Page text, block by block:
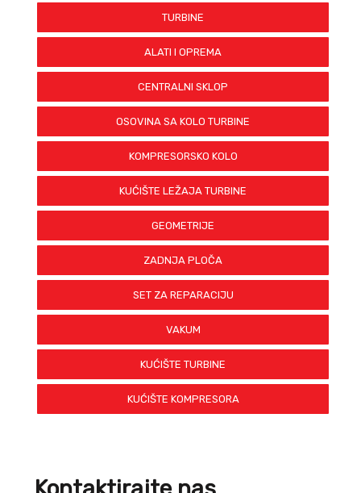
TURBINE
ALATI I OPREMA
CENTRALNI SKLOP
OSOVINA SA KOLO TURBINE
KOMPRESORSKO KOLO
KUĆIŠTE LEŽAJA TURBINE
GEOMETRIJE
ZADNJA PLOČA
SET ZA REPARACIJU
VAKUM
KUĆIŠTE TURBINE
KUĆIŠTE KOMPRESORA